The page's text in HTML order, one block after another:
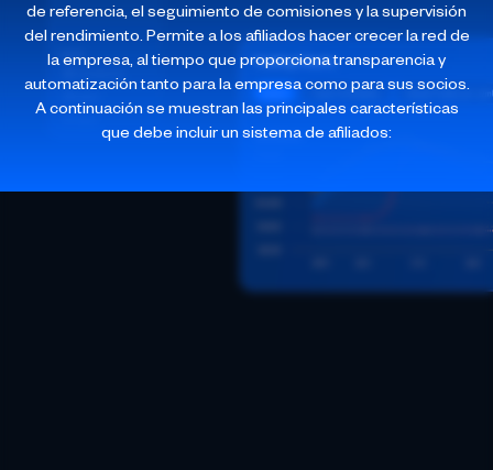
de referencia, el seguimiento de comisiones y la supervisión
del rendimiento. Permite a los afiliados hacer crecer la red de
la empresa, al tiempo que proporciona transparencia y
automatización tanto para la empresa como para sus socios.
A continuación se muestran las principales características
que debe incluir un sistema de afiliados: